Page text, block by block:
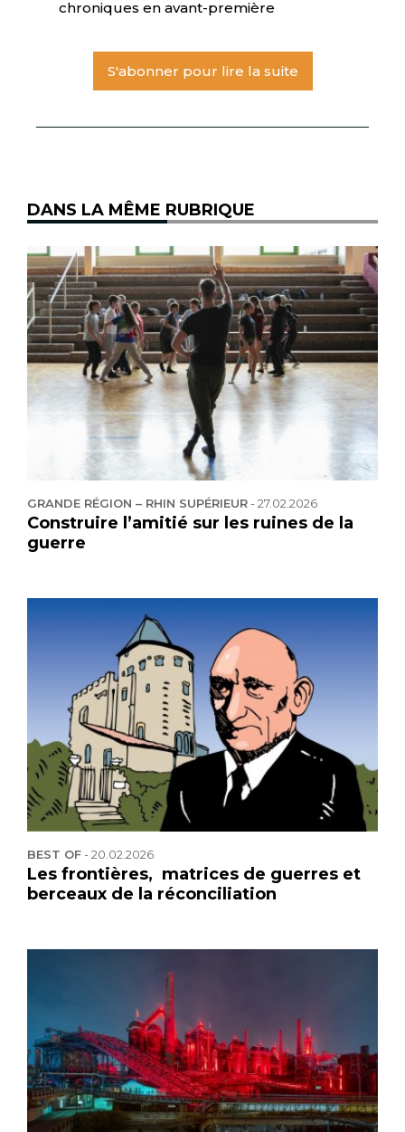
chroniques en avant-première
S'abonner pour lire la suite
DANS LA MÊME RUBRIQUE
GRANDE RÉGION – RHIN SUPÉRIEUR-27.02.2026
Construire l’amitié sur les ruines de la
guerre
BEST OF-20.02.2026
Les frontières, matrices de guerres et
berceaux de la réconciliation